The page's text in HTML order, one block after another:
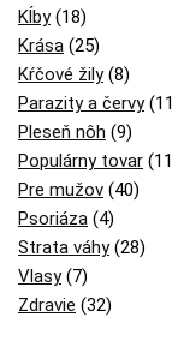
Kĺby(18)
Krása (25)
Kŕčové žily(8)
Parazity a červy
Pleseň nôh (9)
Populárny tovar
Pre mužov (40)
Psoriáza (4)
Strata váhy(28)
Vlasy(7)
Zdravie (32)